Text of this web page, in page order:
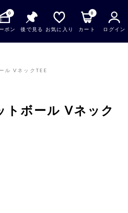
0
ポン 後で見る お気に入り
0
カート ログイン
ル VネックTEE
トボール Vネック